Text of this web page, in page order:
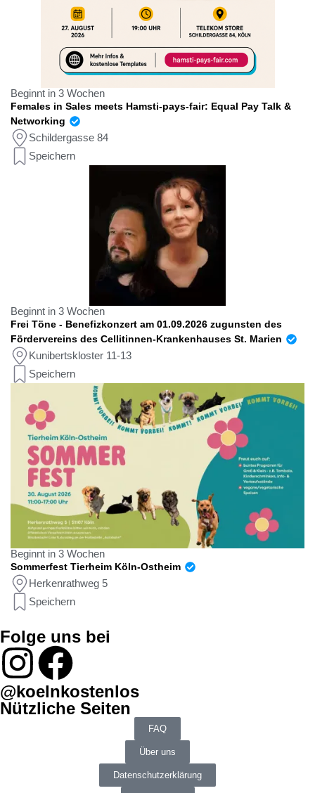
Beginnt in 3 Wochen
Females in Sales meets Hamsti-pays-fair: Equal Pay Talk &
Networking
Schildergasse 84
Speichern
Beginnt in 3 Wochen
Frei Töne - Benefizkonzert am 01.09.2026 zugunsten des
Fördervereins des Cellitinnen-Krankenhauses St. Marien
Kunibertskloster 11-13
Speichern
Beginnt in 3 Wochen
Sommerfest Tierheim Köln-Ostheim
Herkenrathweg 5
Speichern
Folge uns bei
@koelnkostenlos
Nützliche Seiten
FAQ
Über uns
Datenschutzerklärung